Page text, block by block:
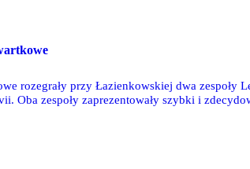
rozegrały przy Łazienkowskiej dwa
Oba zespoły zaprezentowały szybki i